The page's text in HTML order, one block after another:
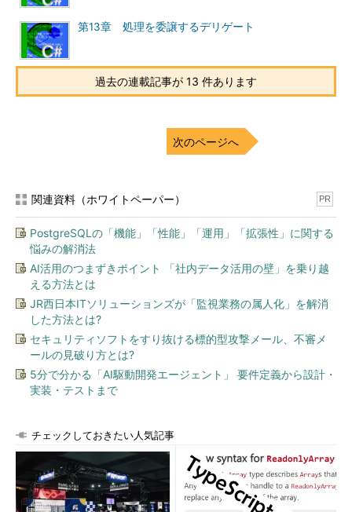
第13章 処理を委譲するデリゲート
過去の連載記事が 13 件あります
次のページへ
関連資料（ホワイトペーパー） PR
PostgreSQLの「機能」「性能」「運用」「拡張性」に関する
悩みの解消法
AI活用のつまずきポイント 「社内データ活用の壁」を乗り越
える方法とは
JR西日本ITソリューションズが「監視業務の属人化」を解消
した方法とは?
セキュリティソフトをすり抜ける標的型攻撃メール、不審メ
ールの見破り方とは?
5分で分かる「AI駆動開発エージェント」 要件定義から設計・
実装・テストまで
チェックしておきたい人気記事